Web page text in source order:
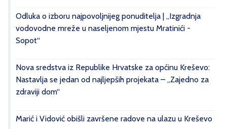
Odluka o izboru najpovoljnijeg ponuditelja | „Izgradnja
vodovodne mreže u naseljenom mjestu Mratinići -
Sopot“
Nova sredstva iz Republike Hrvatske za općinu Kreševo:
Nastavlja se jedan od najljepših projekata – „Zajedno za
zdraviji dom“
Marić i Vidović obišli završene radove na ulazu u Kreševo